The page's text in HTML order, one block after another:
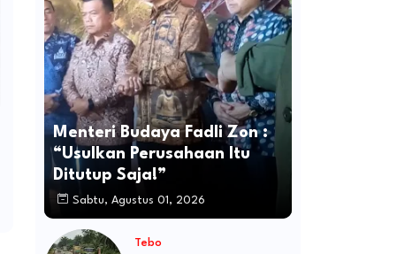
Menteri Budaya Fadli Zon :
“Usulkan Perusahaan Itu
Ditutup Saja!”
Sabtu, Agustus 01, 2026
Tebo